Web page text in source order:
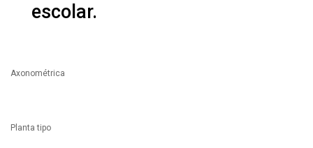
escolar.
Axonométrica
Planta tipo